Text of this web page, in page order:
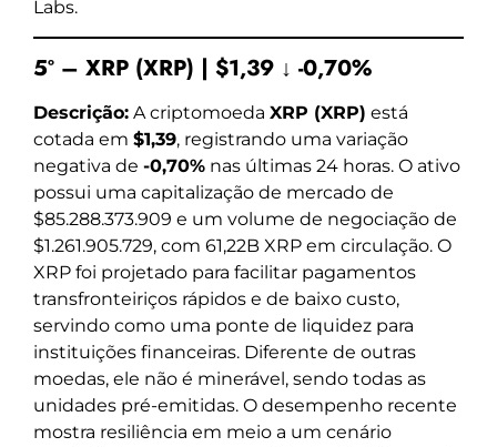
Labs.
5º – XRP (XRP) | $1,39 ↓ -0,70%
Descrição: A criptomoeda XRP (XRP) está
cotada em $1,39, registrando uma variação
negativa de -0,70% nas últimas 24 horas. O ativo
possui uma capitalização de mercado de
$85.288.373.909 e um volume de negociação de
$1.261.905.729, com 61,22B XRP em circulação. O
XRP foi projetado para facilitar pagamentos
transfronteiriços rápidos e de baixo custo,
servindo como uma ponte de liquidez para
instituições financeiras. Diferente de outras
moedas, ele não é minerável, sendo todas as
unidades pré-emitidas. O desempenho recente
mostra resiliência em meio a um cenário